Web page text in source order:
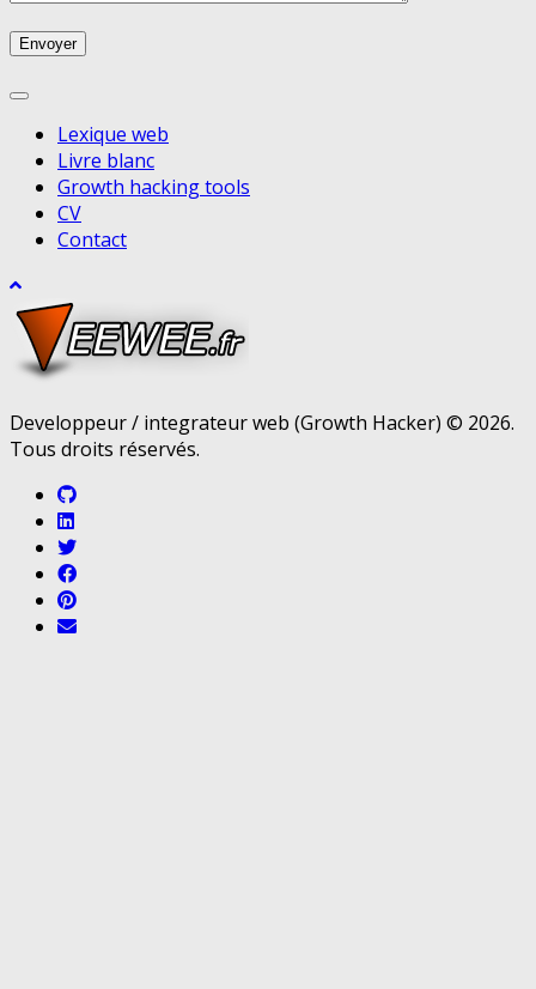
Lexique web
Livre blanc
Growth hacking tools
CV
Contact
Developpeur / integrateur web (Growth Hacker) © 2026.
Tous droits réservés.